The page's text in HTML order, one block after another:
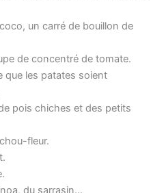
un carré de bouillon de
de concentré de tomate.
que les patates soient
pois chiches et des petits
fleur.
du sarrasin…